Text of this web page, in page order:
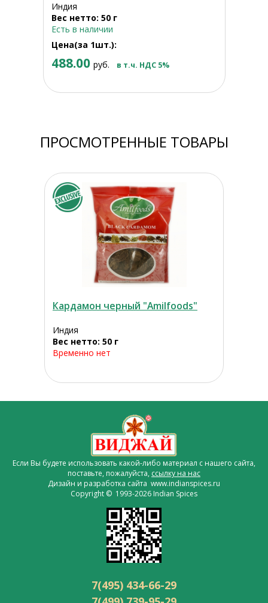
Индия
Вес нетто: 50 г
Есть в наличии
Цена(за 1шт.):
488.00 руб. в т.ч. НДС 5%
ПРОСМОТРЕННЫЕ ТОВАРЫ
Кардамон черный "Amilfoods"
Индия
Вес нетто: 50 г
Временно нет
Если Вы будете использовать какой-либо материал с нашего сайта,
поставьте, пожалуйста, ссылку на нас
Дизайн и разработка сайта www.indianspices.ru
Copyright © 1993-2026 Indian Spices
7(495) 434-66-29